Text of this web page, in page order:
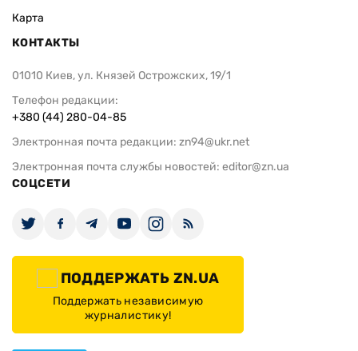
Карта
КОНТАКТЫ
01010 Киев, ул. Князей Острожских, 19/1
Телефон редакции:
+380 (44) 280-04-85
Электронная почта редакции: zn94@ukr.net
Электронная почта службы новостей: editor@zn.ua
СОЦСЕТИ
ПОДДЕРЖАТЬ ZN.UA
Поддержать независимую
журналистику!